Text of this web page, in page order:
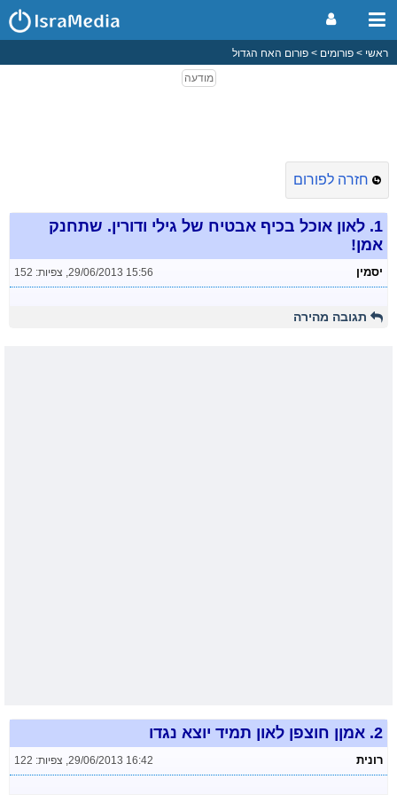
ראשי פורומים פורום האח הגדול
חזרה לפורום
1. לאון אוכל בכיף אבטיח של גילי ודורין. שתחנק
אמן!
יסמין 29/06/2013 15:56
, צפיות: 152
תגובה מהירה
2. אמןן חוצפן לאון תמיד יוצא נגדו
רונית 29/06/2013 16:42
, צפיות: 122